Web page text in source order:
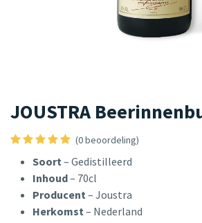
JOUSTRA
(0 beoordeling)
Soort– Gedistilleerd
Inhoud– 70cl
Producent– Joustra
Herkomst– Nederland